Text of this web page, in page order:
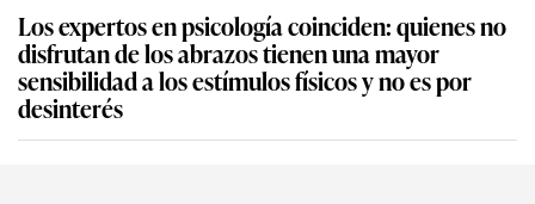
Los expertos en psicología coinciden: quienes no
disfrutan de los abrazos tienen una mayor
sensibilidad a los estímulos físicos y no es por
desinterés